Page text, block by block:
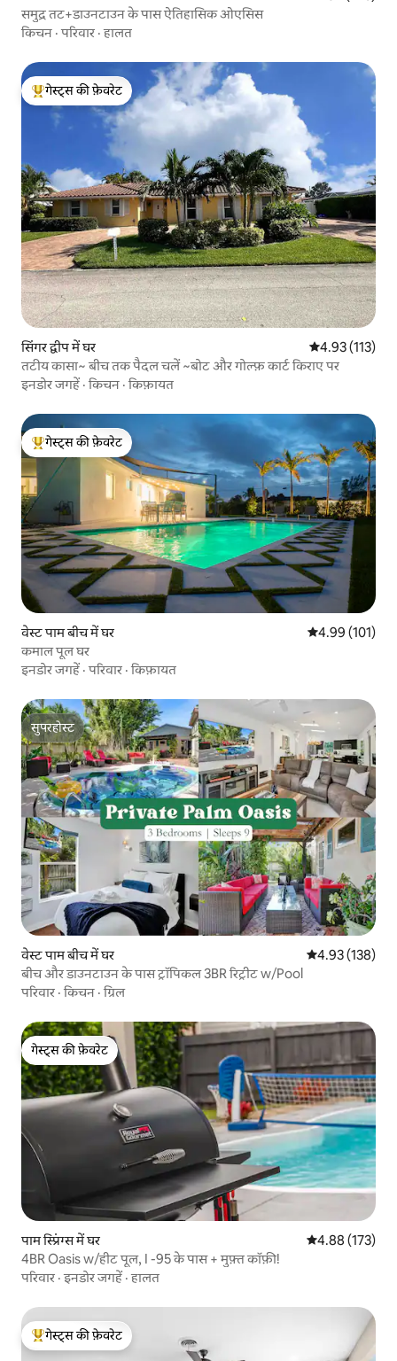
समुद्र तट+डाउनटाउन के पास ऐतिहासिक ओएसिस
किचन ·परिवार ·हालत
गेस्ट्स का टॉप फ़ेवरेट
गेस्ट्स की फ़ेवरेट
सिंगर द्वीप में घर औसत रेटिंग 5 में से
4.93 (113)
तटीय कासा~ बीच तक पैदल चलें ~बोट और गोल्फ़ कार्ट किराए पर
इनडोर जगहें ·किचन ·किफ़ायत
गेस्ट्स का टॉप फ़ेवरेट
गेस्ट्स की फ़ेवरेट
वेस्ट पाम बीच में घर औसत रेटिंग 5 में से
4.99 (101)
कमाल पूल घर
इनडोर जगहें ·परिवार ·किफ़ायत
सुपरहोस्ट
सुपरहोस्ट
वेस्ट पाम बीच में घर औसत रेटिंग 5 में से
4.93 (138)
बीच और डाउनटाउन के पास ट्रॉपिकल 3BR रिट्रीट w/Pool
परिवार ·किचन ·ग्रिल
गेस्ट्स की फ़ेवरेट
गेस्ट्स की फ़ेवरेट
पाम स्प्रिंग्स में घर औसत रेटिंग 5 में से
4.88 (173)
4BR Oasis w/हीट पूल, I -95 के पास + मुफ़्त कॉफ़ी!
परिवार ·इनडोर जगहें ·हालत
गेस्ट्स का टॉप फ़ेवरेट
गेस्ट्स की फ़ेवरेट